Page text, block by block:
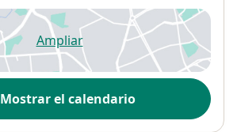
Ampliarse abre en una nueva
Mostrar el calendario